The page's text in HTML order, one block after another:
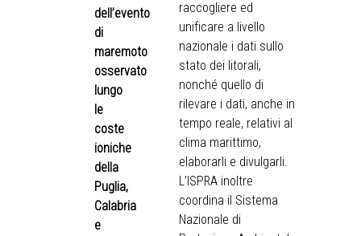
dell’evento
di
maremoto
osservato
lungo
le
coste
ioniche
della
Puglia,
Calabria
e
raccogliere ed
unificare a livello
nazionale i dati sullo
stato dei litorali,
nonché quello di
rilevare i dati, anche in
tempo reale, relativi al
clima marittimo,
elaborarli e divulgarli.
L’ISPRA inoltre
coordina il Sistema
Nazionale di